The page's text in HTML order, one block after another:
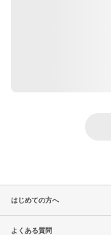
はじめての方へ
よくある質問